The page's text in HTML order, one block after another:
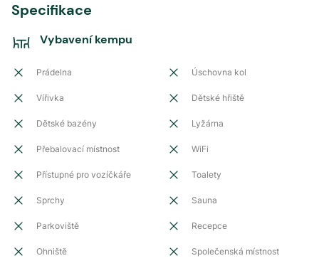
Specifikace
Vybavení kempu
Prádelna Úschovna kol
Vířivka Dětské hřiště
Dětské bazény Lyžárna
Přebalovací místnost WiFi
Přístupné pro vozíčkáře Toalety
Sprchy Sauna
Parkoviště Recepce
Ohniště Společenská místnost